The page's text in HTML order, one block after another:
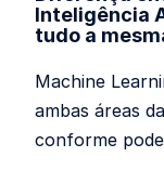
Inteligência
tudo a
Machine
ambas áreas
conforme